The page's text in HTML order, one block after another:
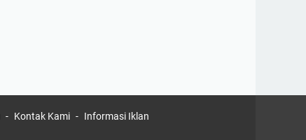
Kontak Kami Informasi Iklan